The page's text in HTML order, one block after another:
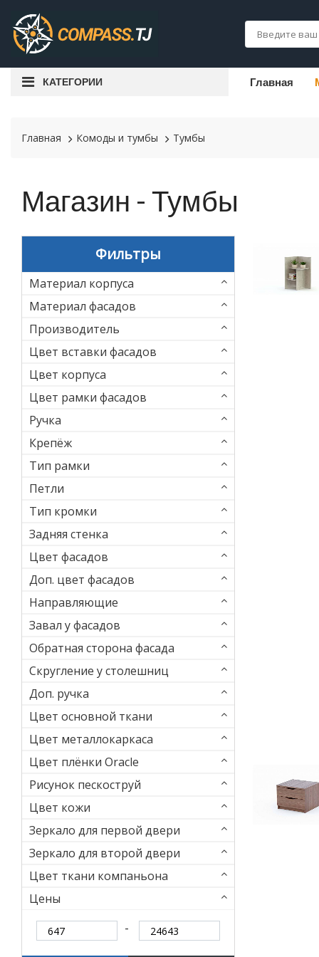
КАТЕГОРИИ Главная
Главная Комоды и тумбы Тумбы
Магазин - Тумбы
Фильтры
Материал корпуса
Материал фасадов
Производитель
Цвет вставки фасадов
Цвет корпуса
Цвет рамки фасадов
Ручка
Крепёж
Тип рамки
Петли
Тип кромки
Задняя стенка
Цвет фасадов
Доп. цвет фасадов
Направляющие
Завал у фасадов
Обратная сторона фасада
Скругление у столешниц
Доп. ручка
Цвет основной ткани
Цвет металлокаркаса
Цвет плёнки Oracle
Рисунок пескоструй
Цвет кожи
Зеркало для первой двери
Зеркало для второй двери
Цвет ткани компаньона
Цены